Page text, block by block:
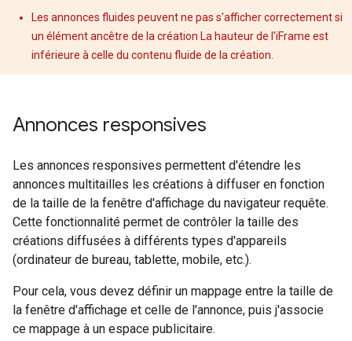
Les annonces fluides peuvent ne pas s'afficher correctement si
un élément ancêtre de la création La hauteur de l'iFrame est
inférieure à celle du contenu fluide de la création.
Annonces responsives
Les annonces responsives permettent d'étendre les
annonces multitailles les créations à diffuser en fonction
de la taille de la fenêtre d'affichage du navigateur requête.
Cette fonctionnalité permet de contrôler la taille des
créations diffusées à différents types d'appareils
(ordinateur de bureau, tablette, mobile, etc.).
Pour cela, vous devez définir un mappage entre la taille de
la fenêtre d'affichage et celle de l'annonce, puis j'associe
ce mappage à un espace publicitaire.